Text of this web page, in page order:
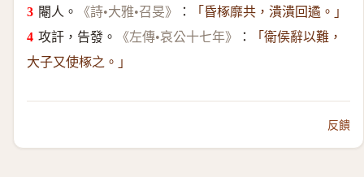
閹人。 《詩•大雅•召旻》 ： 「昏椓靡共，潰潰回遹。」
攻訐，告發。 《左傳•哀公十七年》 ：
「衛侯辭以難，
大子又使椓之。」
反饋